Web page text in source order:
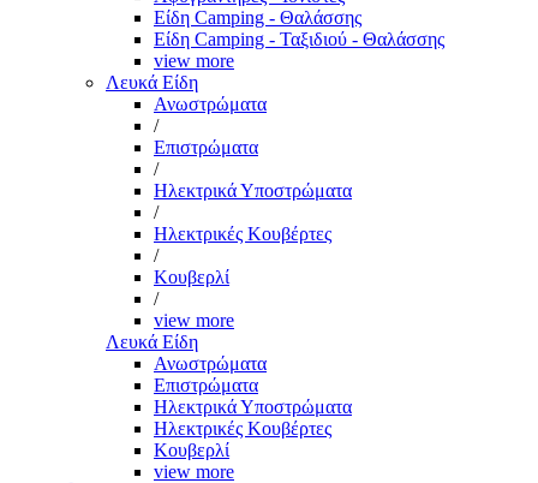
Είδη Camping - Θαλάσσης
Είδη Camping - Ταξιδιού - Θαλάσσης
view more
Λευκά Είδη
Ανωστρώματα
/
Επιστρώματα
/
Ηλεκτρικά Υποστρώματα
/
Ηλεκτρικές Κουβέρτες
/
Κουβερλί
/
view more
Λευκά Είδη
Ανωστρώματα
Επιστρώματα
Ηλεκτρικά Υποστρώματα
Ηλεκτρικές Κουβέρτες
Κουβερλί
view more